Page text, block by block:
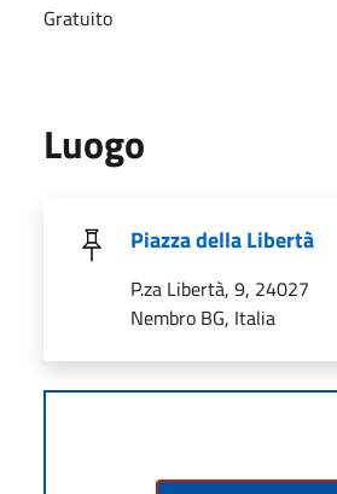
Gratuito
Luogo
Piazza della Libertà
P.za Libertà, 9, 24027
Nembro BG, Italia